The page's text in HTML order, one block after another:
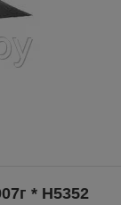
* H5352